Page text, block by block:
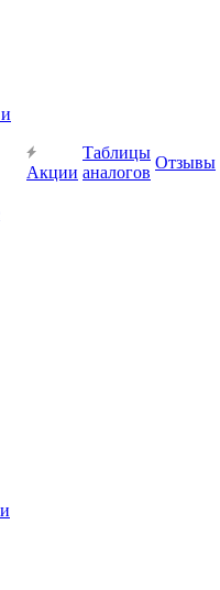
Акции
Таблицы
аналогов
Отзывы